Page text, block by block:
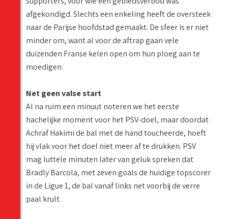
afgekondigd. Slechts een enkeling heeft de oversteek
naar de Parijse hoofdstad gemaakt. De sfeer is er niet
minder om, want al voor de aftrap gaan vele
duizenden Franse kelen open om hun ploeg aan te
moedigen.
Net geen valse start
Al na ruim een minuut noteren we het eerste
hachelijke moment voor het PSV-doel, maar doordat
Achraf Hakimi de bal met de hand toucheerde, hoeft
hij vlak voor het doel niet meer af te drukken. PSV
mag luttele minuten later van geluk spreken dat
Bradly Barcola, met zeven goals de huidige topscorer
in de Ligue 1, de bal vanaf links net voorbij de verre
paal krult.